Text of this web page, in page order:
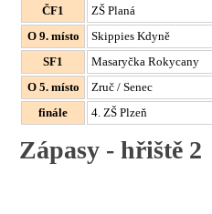
ČF1
ZŠ Planá
O 9. místo
Skippies Kdyně
SF1
Masaryčka Rokycany
O 5. místo
Zruč / Senec
finále
4. ZŠ Plzeň
Zápasy - hřiště 2